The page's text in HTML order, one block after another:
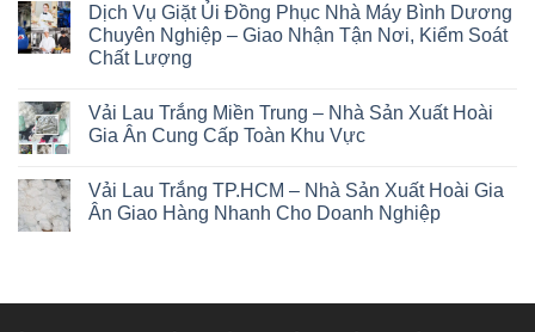
Dịch Vụ Giặt Ủi Đồng Phục Nhà Máy Bình Dương
Chuyên Nghiệp – Giao Nhận Tận Nơi, Kiểm Soát
Chất Lượng
Vải Lau Trắng Miền Trung – Nhà Sản Xuất Hoài
Gia Ân Cung Cấp Toàn Khu Vực
Vải Lau Trắng TP.HCM – Nhà Sản Xuất Hoài Gia
Ân Giao Hàng Nhanh Cho Doanh Nghiệp